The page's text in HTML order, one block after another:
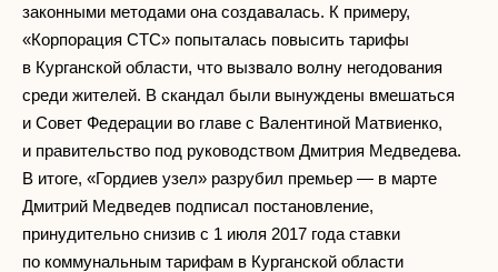
законными методами она создавалась. К примеру,
«Корпорация СТС» попыталась повысить тарифы
в Курганской области, что вызвало волну негодования
среди жителей. В скандал были вынуждены вмешаться
и Совет Федерации во главе с Валентиной Матвиенко,
и правительство под руководством Дмитрия Медведева.
В итоге, «Гордиев узел» разрубил премьер — в марте
Дмитрий Медведев подписал постановление,
принудительно снизив с 1 июля 2017 года ставки
по коммунальным тарифам в Курганской области